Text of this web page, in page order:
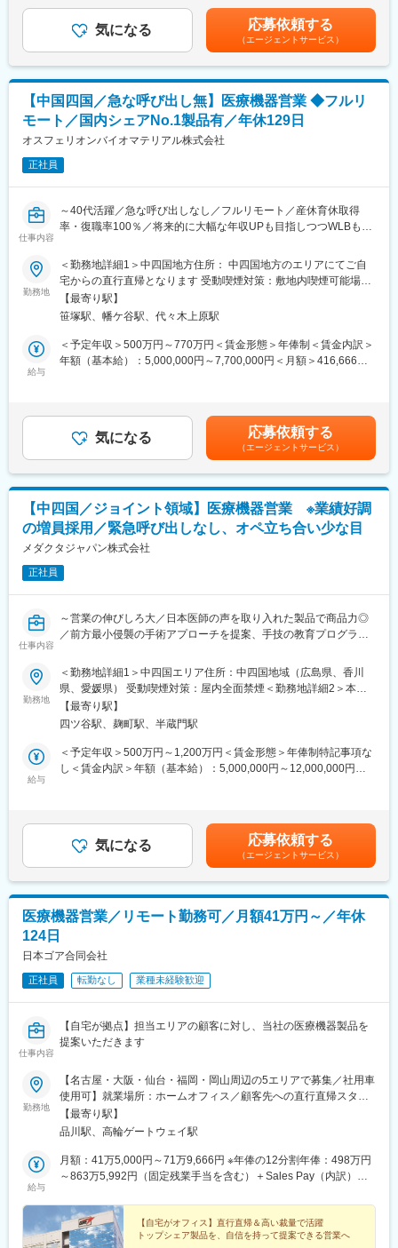
当社を知らない方はおらず、調剤薬局でトップシェアクラスを誇
り、医療に貢献しております。
また当社の強みは、社員一人一人の高い力量と、お客様への細や
て助け合う社風です。
変更の範囲：会社の定める業務
【変更の範囲：会社の定める業務】
■入社後の研修について：
導入研修・OJTを通じて仕事を学びます。入社後2～3カ月間は
ごとで開催されており継続的にフォローをする体制も整っている
他、社風としても社員同士で助け合う風土がありますので業界未
経験であってもご安心ください。
■組織構成：
営業は4部門に分かれていますが、今回は脳神経外科製品（電気メ
ス、圧可変式シャントバルブ等）の担当となります。
■同社の魅力
【幅広い商品群】
開発、販売の歴史を持つ人工呼吸器のみならず、急性期領域、在
宅ケア、手術室設備、外科系製品、産婦人科製品など、幅広い商
【日系×世界展開の医療機器企業】
日本における最先端医療機器の輸入商社として国内トップシェア
の製品を持ち、海外グループ会社による世界規模(アメリカ、フラ
ンス、イタリア、スイス等)の事業展開を行なっています。社会貢
ル企業という非常に珍しい同社にて力を存分に発揮して頂きたい
と考えています。
でいるほか、現場の声を生かしたOEMブランド「tkbシリーズ」も
展開しています。
変更の範囲：会社の定める業務
経験・スキル考慮の上決定します。賃金はあくまでも目安の金額
であり、選考を通じて上下する可能性があります。月給(月額)は固
定手当を含めた表記です。
気になる 応募依頼する
（エージェントサービス）
【中国四国／急な呼び出し無】医療機器営業 ◆フルリ
モート／国内シェアNo.1製品有／年休129日
オスフェリオンバイオマテリアル株式会社
正社員
仕事内容
～40代活躍／急な呼び出しなし／フルリモート／産休育休取得
率・復職率100％／将来的に大幅な年収UPも目指しつつWLBも担
★フルリモートで自宅から顧客先へ直行直帰の営業スタイル、全
国どこでも勤務可能！
★予定手術が大半のため緊急呼び出しはなし！
★WLBを改善したくて入社している社員多数！
★セラミックス人工骨の国内シェアNo.1企業！
マーケティング業務のサポートをお任せいたします。
基本1日1件で、手術時間は長くても3時間程度のものがほとんど
です。
医師から製品の開発提案を頂いた場合は、自社の開発部門と連
携・ディスカッションをするケースもあります。
・手術立ち合い・器械出しサポート
・医師への製品説明・手技提案
・医局説明会の企画運営とプレゼン
・顧客フォローと販売・契約業務
・開発部門との改良・臨床導入連携
業先へ直行直帰のスタイルです。
■休暇
有休取得に関して、積極取得を掲げています。
し、長期休暇を会社として設定されておりました。
■同社の特色：
１、民間のシンクタンクの調査では、整形外科向けセラミックス
人工骨販売金額では国内シェアトップクラス。
２、入社と同時に有給休暇を比例付与。社員の産休育休取得率お
がいを感じられます。
４、社内は社長、副社長問わず「さん」付けで呼び合う風通しの
５、開発・製造～販売まで全て自社にて一気通貫で行っていま
す。
変更の範囲：会社の定める業務
勤務地
＜勤務地詳細1＞中四国地方住所： 中四国地方のエリアにてご自
宅からの直行直帰となります 受動喫煙対策：敷地内喫煙可能場所
あり＜勤務地詳細2＞本社住所：東京都渋谷区笹塚1-50-1 Daiwa
笹塚タワー受動喫煙対策：敷地内喫煙可能場所あり変更の範囲：
【最寄り駅】
笹塚駅、幡ケ谷駅、代々木上原駅
給与
＜予定年収＞500万円～770万円＜賃金形態＞年俸制＜賃金内訳＞
年額（基本給）：5,000,000円～7,700,000円＜月額＞416,666円
ず）：年2回。半期ごとに予算の達成に応じて支給。（0～100万
円/半期）賃金はあくまでも目安の金額であり、選考を通じて上下
する可能性があります。月給(月額)は固定手当を含めた表記です。
気になる 応募依頼する
（エージェントサービス）
【中四国／ジョイント領域】医療機器営業 ※業績好調
の増員採用／緊急呼び出しなし、オペ立ち合い少な目
メダクタジャパン株式会社
正社員
仕事内容
～営業の伸びしろ大／日本医師の声を取り入れた製品で商品力◎
／前方最小侵襲の手術アプローチを提案、手技の教育プログラム
▽概要
・同社はスイスに本社を置き、世界45か国で事業展開するジョイ
ント・スパイン領域の医療機器メーカーです。
・患者の肉体的負担が少ない、前方最小侵襲手術（AIMS）に強み
を持っています。製品のほか、医師に向けた手技の教育プログラ
ムやAR技術を用いたサポートシステムも提供しており、既にグロ
進めています。
る昇進の機会など、営業における白地・伸びしろが大きくキャリ
アアップのチャンスが多くあります。
異なるエリア同士でも連携するなどチームワークのある社風で、
退職者が少なく、若手だけでなく40代以上のベテラン社員も多い
のが特徴です。グローバル・日本法人ともにボトムアップの文化
があり、日本のマーケットやKOLの声に即した製品提供を行って
いるため、自信をもった営業活動が可能です。
▽業務内容
宅からの直行直帰でジョイント機器の営業活動を行って頂きま
す。営業のスタイルは深耕営業で、医師との関係構築によるアカ
デミカルな営業スタイルを重要視しています。
（1）製品PR活動
等）
（3）ドクター・ナースへの勉強会（独自の教育施設等を使用）
など、顧客の要請に応じて同席するケースはありますが頻度は少
な目です。
勤務地
＜勤務地詳細1＞中四国エリア住所：中四国地域（広島県、香川
県、愛媛県） 受動喫煙対策：屋内全面禁煙＜勤務地詳細2＞本社
住所：東京都千代田区麹町5-3-5 麹町中田ビル2階勤務地最寄駅：
JR・東京メトロ線／四ツ谷駅受動喫煙対策：屋内全面禁煙変更の
【最寄り駅】
四ツ谷駅、麹町駅、半蔵門駅
給与
＜予定年収＞500万円～1,200万円＜賃金形態＞年俸制特記事項な
し＜賃金内訳＞年額（基本給）：5,000,000円～12,000,000円＜
に、ターゲットボーナスのインセンティブがあります。賃金はあ
くまでも目安の金額であり、選考を通じて上下する可能性があり
ます。月給(月額)は固定手当を含めた表記です。
気になる 応募依頼する
（エージェントサービス）
医療機器営業／リモート勤務可／月額41万円～／年休
124日
日本ゴア合同会社
正社員 転勤なし 業種未経験歓迎
仕事内容
【自宅が拠点】担当エリアの顧客に対し、当社の医療機器製品を
提案いただきます
勤務地
【名古屋・大阪・仙台・福岡・岡山周辺の5エリアで募集／社用車
使用可】就業場所：ホームオフィス／顧客先への直行直帰スタイ
ル(1)名古屋エリア愛知県、岐阜県、福井県、三重県(2)大阪エリア
滋賀県、京都府、大阪府、兵庫県、奈良県、和歌山県(3)仙台エリ
件をチームで担当(4)福岡エリア福岡県、大分県、佐賀県、熊本
県、長崎県、宮崎県、鹿児島県、沖縄県(5)岡山エリア鳥取県、島
です。◎社用車での訪問が可能です◎訪問のない日は在宅勤務と
なります◎研修、社内の打ち合わせ、イベント等で出社が発生す
る可能性がございます◎転勤は基本ありません本社：東京都港区
【最寄り駅】
品川駅、高輪ゲートウェイ駅
給与
月額：41万5,000円～71万9,666円 ※年俸の12分割年俸：498万円
～863万5,992円（固定残業手当を含む）＋Sales Pay（内訳）年
3,000円（12時間分）※超過した時間外労働の残業手当は追加支給
◎Sales Pay：年額（基本給）の10％支給あり
【自宅がオフィス】直行直帰＆高い裁量で活躍
トップシェア製品を、自信を持って提案できる営業へ